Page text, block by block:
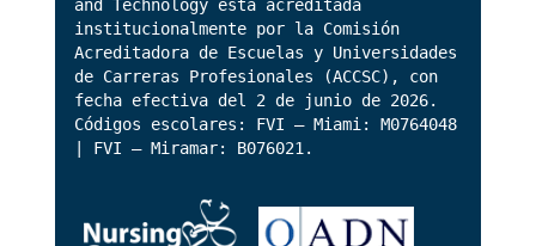
and Technology está acreditada
institucionalmente por la Comisión
Acreditadora de Escuelas y Universidades
de Carreras Profesionales (ACCSC), con
fecha efectiva del 2 de junio de 2026.
Códigos escolares: FVI – Miami: M0764048
| FVI – Miramar: B076021.